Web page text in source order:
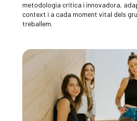
metodologia crítica i innovadora,
context i a cada moment vital dels
treballem.